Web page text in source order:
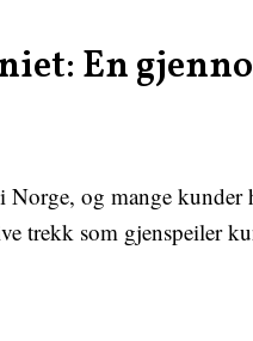
En
og mange kunder
trekk som gjenspeiler